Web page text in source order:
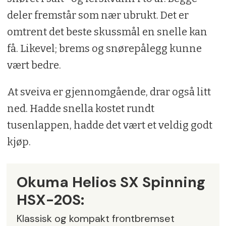
deler fremstår som nær ubrukt. Det er
omtrent det beste skussmål en snelle kan
få. Likevel; brems og snørepålegg kunne
vært bedre.
At sveiva er gjennomgående, drar også litt
ned. Hadde snella kostet rundt
tusenlappen, hadde det vært et veldig godt
kjøp.
Okuma Helios SX Spinning
HSX-20S:
Klassisk og kompakt frontbremset